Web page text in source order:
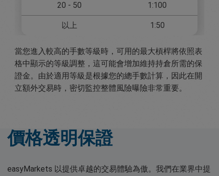
20 - 50 1:100
以上 1:50
當您進入較高的手數等級時，可用的最大槓桿將依照表
格中顯示的等級調整，這可能會增加維持持倉所需的保
證金。由於適用等級是根據您的總手數計算，因此在開
立額外交易時，密切監控整體風險曝險非常重要。
價格透明保證
easyMarkets 以提供卓越的交易體驗為傲。我們在業界中提